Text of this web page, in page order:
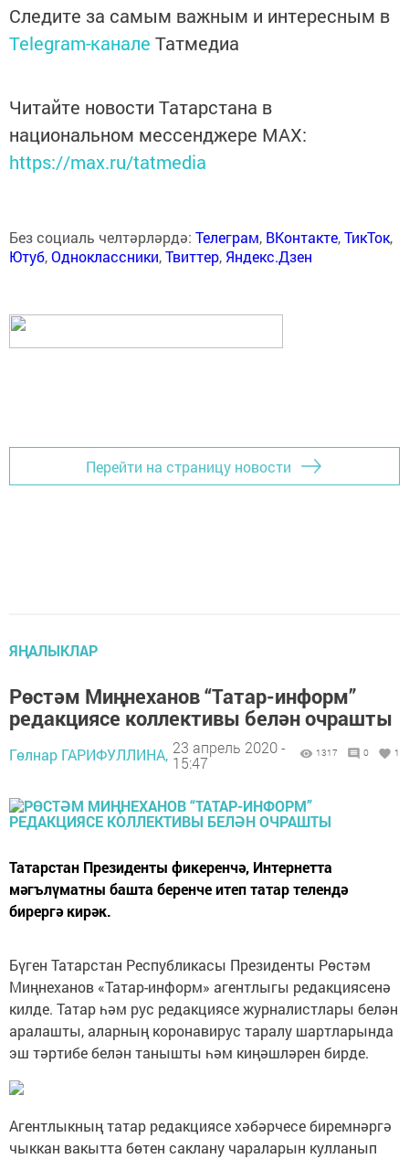
Следите за самым важным и интересным в
Telegram-канале Татмедиа
Читайте новости Татарстана в
национальном мессенджере MАХ:
https://max.ru/tatmedia
Без социаль челтәрләрдә: Телеграм, ВКонтакте,ТикТок,
Ютуб,Одноклассники,Твиттер, Яндекс.Дзен
Перейти на страницу новости
ЯҢАЛЫКЛАР
Рөстәм Миңнеханов “Татар-информ”
редакциясе коллективы белән очрашты
Гөлнар ГАРИФУЛЛИНА, 23 апрель 2020 -
15:47
1317 0 1
Татарстан Президенты фикеренчә, Интернетта
мәгълүматны башта беренче итеп татар телендә
бирергә кирәк.
Бүген Татарстан Республикасы Президенты Рөстәм
Миңнеханов «Татар-информ» агентлыгы редакциясенә
килде. Татар һәм рус редакциясе журналистлары белән
аралашты, аларның коронавирус таралу шартларында
эш тәртибе белән танышты һәм киңәшләрен бирде.
Агентлыкның татар редакциясе хәбәрчесе биремнәргә
чыккан вакытта бөтен саклану чараларын кулланып